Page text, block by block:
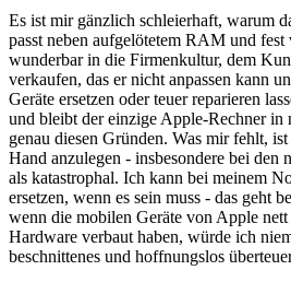
Es ist mir gänzlich schleierhaft, warum
passt neben aufgelötetem RAM und
wunderbar in die Firmenkultur, dem
verkaufen, das er nicht anpassen kann
Geräte ersetzen oder teuer reparieren
und bleibt der einzige Apple-Rechner in
genau diesen Gründen. Was mir fehlt,
Hand anzulegen - insbesondere bei den
als katastrophal. Ich kann bei meinem
ersetzen, wenn es sein muss - das geht
wenn die mobilen Geräte von Apple nett
Hardware verbaut haben, würde ich
beschnittenes und hoffnungslos